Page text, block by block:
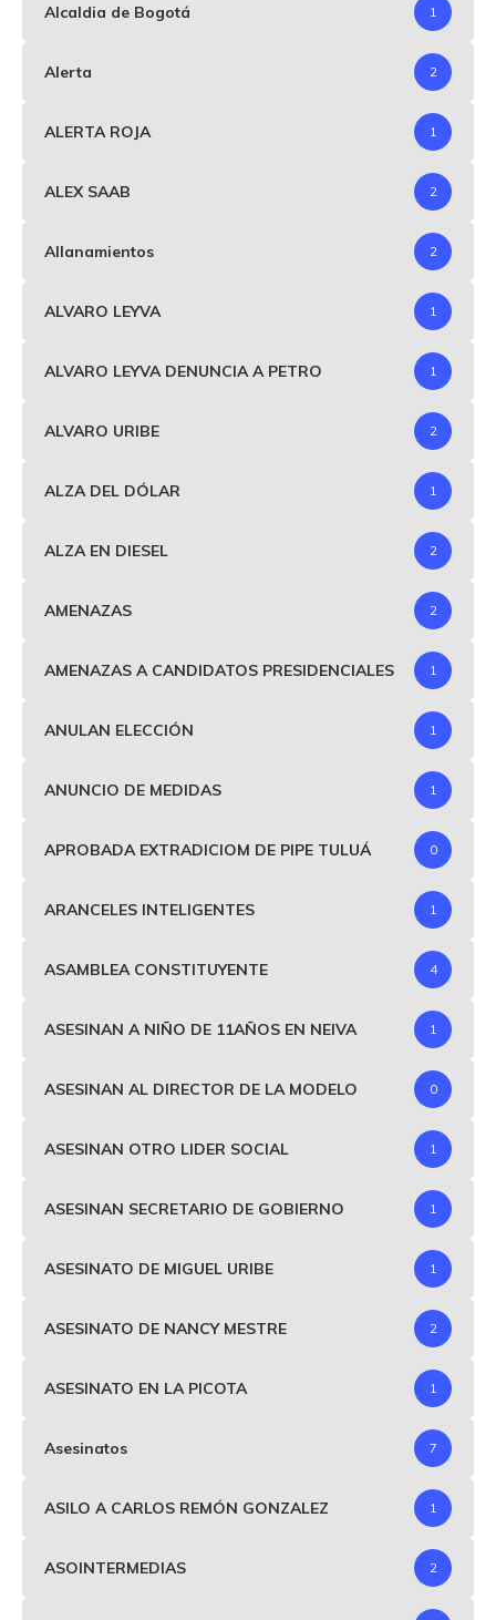
Alcaldia de Bogotá 1
Alerta 2
ALERTA ROJA 1
ALEX SAAB 2
Allanamientos 2
ALVARO LEYVA 1
ALVARO LEYVA DENUNCIA A PETRO 1
ALVARO URIBE 2
ALZA DEL DÓLAR 1
ALZA EN DIESEL 2
AMENAZAS 2
AMENAZAS A CANDIDATOS PRESIDENCIALES 1
ANULAN ELECCIÓN 1
ANUNCIO DE MEDIDAS 1
APROBADA EXTRADICIOM DE PIPE TULUÁ 0
ARANCELES INTELIGENTES 1
ASAMBLEA CONSTITUYENTE 4
ASESINAN A NIÑO DE 11AÑOS EN NEIVA 1
ASESINAN AL DIRECTOR DE LA MODELO 0
ASESINAN OTRO LIDER SOCIAL 1
ASESINAN SECRETARIO DE GOBIERNO 1
ASESINATO DE MIGUEL URIBE 1
ASESINATO DE NANCY MESTRE 2
ASESINATO EN LA PICOTA 1
Asesinatos 7
ASILO A CARLOS REMÓN GONZALEZ 1
ASOINTERMEDIAS 2